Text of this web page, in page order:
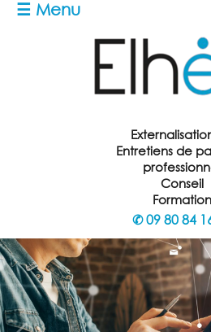
☰ Menu
Entretiens de
Conseil
Formation
✆09 80 84